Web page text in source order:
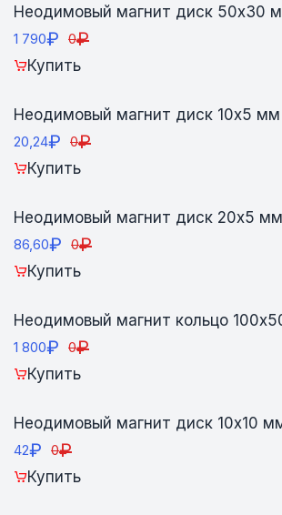
Неодимовый магнит диск 50х30
1 790₽ 0₽
Купить
Неодимовый магнит диск 10х5 мм
20,24₽ 0₽
Купить
Неодимовый магнит диск 20х5 мм
86,60₽ 0₽
Купить
Неодимовый магнит кольцо
1 800₽ 0₽
Купить
Неодимовый магнит диск 10х10
42₽ 0₽
Купить